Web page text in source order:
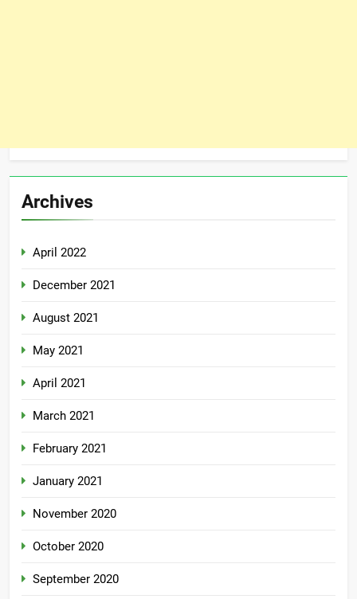
Archives
April 2022
December 2021
August 2021
May 2021
April 2021
March 2021
February 2021
January 2021
November 2020
October 2020
September 2020